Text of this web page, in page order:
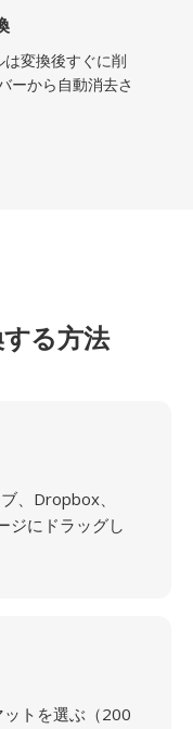
変換後すぐに削
ーから自動消去さ
る方法
、Dropbox、
ジにドラッグし
トを選ぶ（200